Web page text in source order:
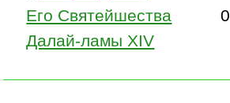
Его Святейшества
Далай-ламы XIV
0